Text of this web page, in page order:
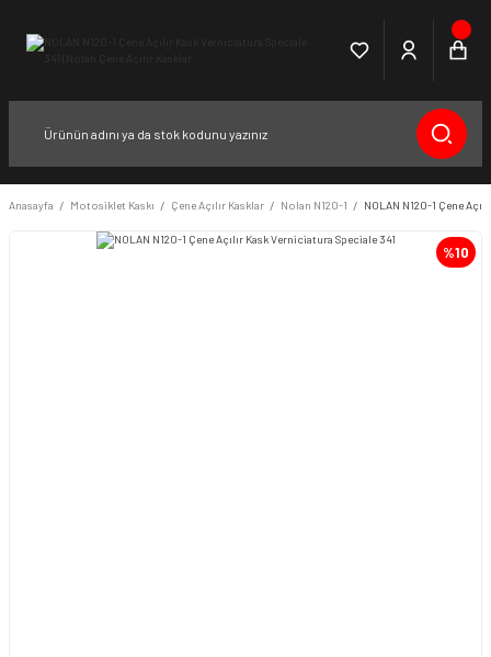
Anasayfa Motosiklet Kaskı Çene Açılır Kasklar Nolan N120-1 NOLAN N120-1 Çene
%10